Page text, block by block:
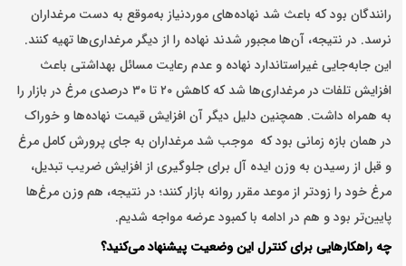
رانندگان بود که باعث شد نهاده‌های موردنیاز به‌موقع به دست مرغداران
نرسد. در نتیجه، آن‌ها مجبور شدند نهاده را از دیگر مرغداری‌ها تهیه کنند.
این جابه‌جایی غیراستاندارد نهاده و عدم رعایت مسائل بهداشتی باعث
افزایش تلفات در مرغداری‌ها شد که کاهش ۲۰ تا ۳۰ درصدی مرغ در بازار را
به همراه داشت. همچنین دلیل دیگر آن افزایش قیمت نهاده‌ها و خوراک
در همان بازه زمانی بود که موجب شد مرغداران به جای پرورش کامل مرغ
و قبل از رسیدن به وزن ایده آل برای جلوگیری از افزایش ضریب تبدیل،
مرغ خود را زودتر از موعد مقرر روانه بازار کنند؛ در نتیجه، هم وزن مرغ‌ها
پایین‌تر بود و هم در ادامه با کمبود عرضه مواجه شدیم.
چه راهکارهایی برای کنترل این وضعیت پیشنهاد می‌کنید؟